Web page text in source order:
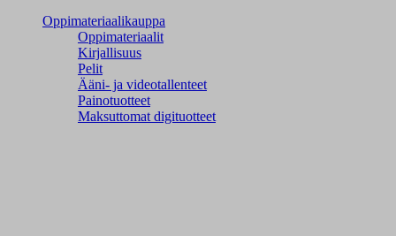
Oppimateriaalikauppa
Oppimateriaalit
Kirjallisuus
Pelit
Ääni- ja videotallenteet
Painotuotteet
Maksuttomat digituotteet